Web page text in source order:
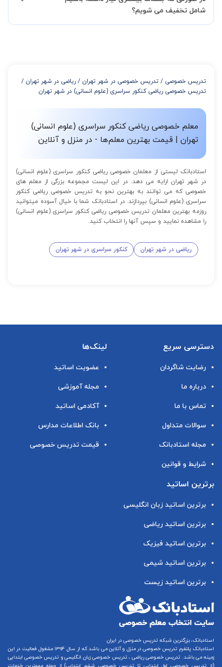
شود تا با توجه به سطح شما و خواسته شما مدرس اعلام کنند که تقریبا
شامل تخفیف می شویم؟
از 12 تا 15 جلسه: 7% تخفیف
از 16 تا 100 جلسه: 9% تخفیف
تدریس خصوصی / تدریس خصوصی در شهر تهران / ریاضی در شهر تهران /
تدریس خصوصی ریاضی کنکور سراسری (علوم انسانی) در شهر تهران
معلم خصوصی ریاضی کنکور سراسری (علوم انسانی)
تهران | قیمت بهترین معلم‌ها - در منزل و آنلاین
استادبانک لیستی از معلمان خصوصی ریاضی کنکور سراسری (علوم انسانی)
در شهر تهران ارایه می دهد. در این لیست مجموعه بزرگی از معلم های
خصوصی که می توانند به بهترین نحو به تدریس خصوصی ریاضی کنکور
سراسری (علوم انسانی) بپردازند. در استادبانک شما با خیال آسوده میتوانید
روزمه بهترین معلمان تدریس خصوصی ریاضی کنکور سراسری (علوم انسانی)
را مشاهده نمایید و سپس آنها را انتخاب کنید.
ریاضی در شهر تهران کنکور سراسری در شهر تهران
دسترسی سریع
رضایت شاگردان
درباره ما
تماس با ما
سوالات متداول
مجله استادبانک
شرایط و قوانین
لینک‌ها
عضویت اساتید
مجله آموزشی
آکادمی اساتید
بانک اطلاعات مدارس
قیمت تدریس خصوصی
برترین اساتید
برترین اساتید زبان انگلیسی
برترین اساتید ریاضی
برترین اساتید فیزیک
برترین اساتید شیمی
برترین اساتید زیست
استادبانک، بزرگترین شبکه تدریس خصوصی در ایران
استادبانک پلتفرم تدریس خصوصی در منزل و آنلاین
می باشد که از سال ۱۳۹۴ مشغول فعالیت در این
زمینه می باشد. تدریس خصوصی ریاضی ، تدریس خصوصی زبان انگلیسیو تدریس خصوصی ابتدایی